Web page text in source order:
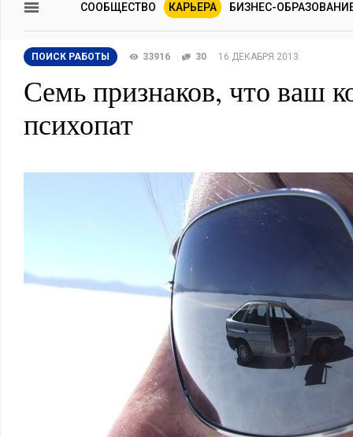
СООБЩЕСТВО КАРЬЕРА БИЗНЕС-
ПОИСК РАБОТЫ 33916 30 16 ДЕКАБРЯ 2013
Семь признаков, что ваш
психопат